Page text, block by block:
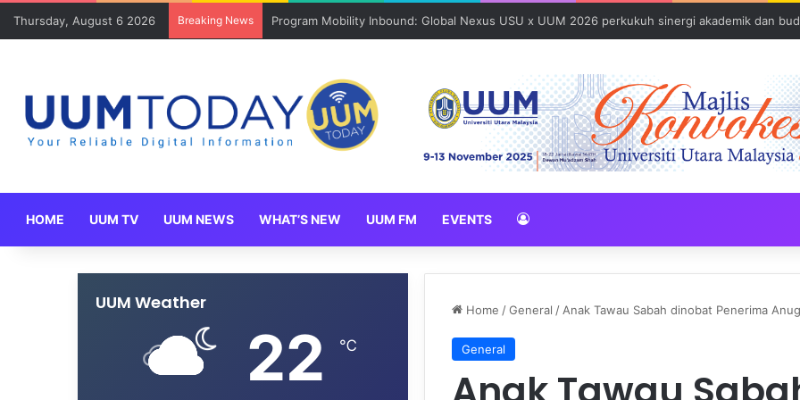
Thursday, August 6 2026 Breaking News Program Mobility Inbound: Global Nexus USU x UUM 2026 perkukuh sinergi akademik dan
HOME UUM TV UUM NEWS WHAT’S NEW UUM FM EVENTS
Home /General / Anak Tawau Sabah dinobat Penerima
General
UUM Weather
22 ℃